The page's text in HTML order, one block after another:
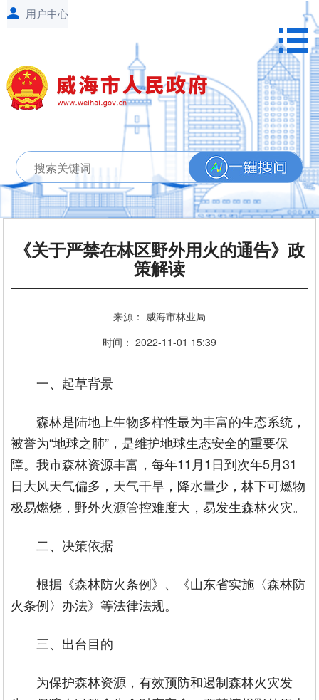
《关于严禁在林区野外用火的通告》政
策解读
来源： 威海市林业局
时间： 2022-11-01 15:39
一、起草背景
森林是陆地上生物多样性最为丰富的生态系统，
被誉为“地球之肺”，是维护地球生态安全的重要保
障。我市森林资源丰富，每年11月1日到次年5月31
日大风天气偏多，天气干旱，降水量少，林下可燃物
极易燃烧，野外火源管控难度大，易发生森林火灾。
二、决策依据
根据《森林防火条例》、《山东省实施〈森林防
火条例〉办法》等法律法规。
三、出台目的
为保护森林资源，有效预防和遏制森林火灾发